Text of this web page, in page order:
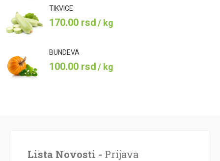
TIKVICE
170.00 rsd/ kg
BUNDEVA
100.00 rsd/ kg
Lista Novosti - Prijava